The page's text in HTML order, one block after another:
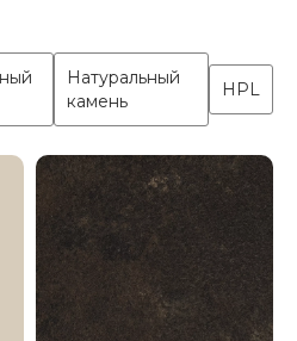
Натуральный
камень
HPL